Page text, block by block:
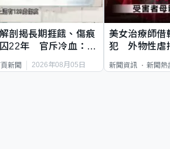
剖揭長期捱餓、傷痕
22年 官斥冷血：同
新聞 2026年08月05日
美女治療師借
犯 外物性虐
新聞資訊 新聞熱